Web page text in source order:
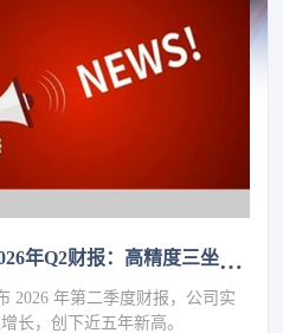
海克斯康2026年Q2财报：高精度三坐标需求旺盛，制造智能业务增长13%
2026 年第二季度财报，公司实
长，创下近五年新高。